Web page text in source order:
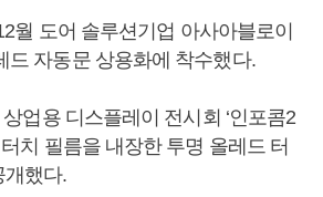
월 도어 솔루션기업 아사아블로이
드 자동문 상용화에 착수했다.
업용 디스플레이 전시회 ‘인포콤2
치 필름을 내장한 투명 올레드 터
개했다.